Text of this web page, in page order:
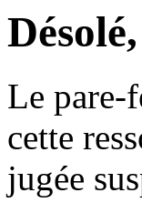
Le pare-
cette
jugée